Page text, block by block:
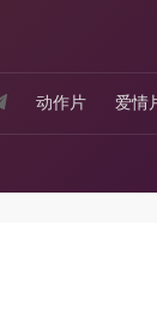
动作片 爱情